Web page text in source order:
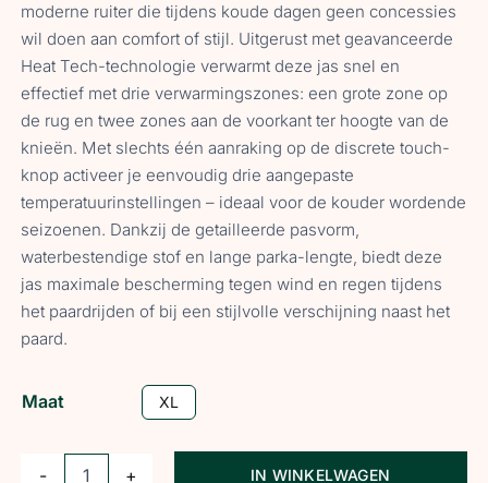
moderne ruiter die tijdens koude dagen geen concessies
wil doen aan comfort of stijl. Uitgerust met geavanceerde
Heat Tech-technologie verwarmt deze jas snel en
effectief met drie verwarmingszones: een grote zone op
de rug en twee zones aan de voorkant ter hoogte van de
knieën. Met slechts één aanraking op de discrete touch-
knop activeer je eenvoudig drie aangepaste
temperatuurinstellingen – ideaal voor de kouder wordende
seizoenen. Dankzij de getailleerde pasvorm,
waterbestendige stof en lange parka-lengte, biedt deze
jas maximale bescherming tegen wind en regen tijdens
het paardrijden of bij een stijlvolle verschijning naast het
paard.
Maat XL
IN WINKELWAGEN